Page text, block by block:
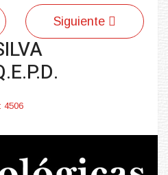
Siguiente
4506